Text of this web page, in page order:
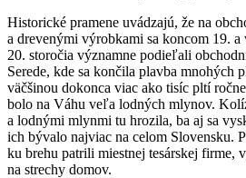
Historické pramene uvádzajú, že na
a drevenými výrobkami sa koncom 19.
20. storočia významne podieľali
Serede, kde sa končila plavba mnohých
väčšinou dokonca viac ako tisíc pltí
bolo na Váhu veľa lodných mlynov.
a lodnými mlynmi tu hrozila, ba aj sa
ich bývalo najviac na celom Slovensku.
ku brehu patrili miestnej tesárskej firme,
na strechy domov.